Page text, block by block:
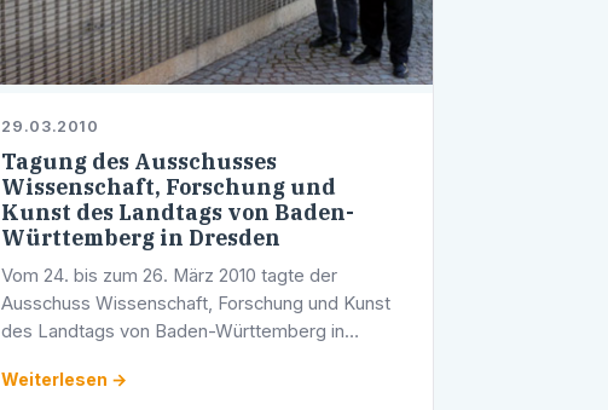
29.03.2010
Tagung des Ausschusses
Wissenschaft, Forschung und
Kunst des Landtags von Baden-
Württemberg in Dresden
Vom 24. bis zum 26. März 2010 tagte der
Ausschuss Wissenschaft, Forschung und Kunst
des Landtags von Baden-Württemberg in
waren in Dresden präsent, unter ihnen die beiden
Weiterlesen →